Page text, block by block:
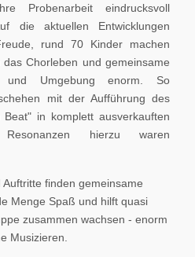
Probenarbeit eindrucksvoll
die aktuellen Entwicklungen
rund 70 Kinder machen
Chorleben und gemeinsame
und Umgebung enorm. So
mit der Aufführung des
in komplett ausverkauften
hierzu waren
finden gemeinsame
Menge Spaß und hilft quasi
zusammen wachsen - enorm
Musizieren.